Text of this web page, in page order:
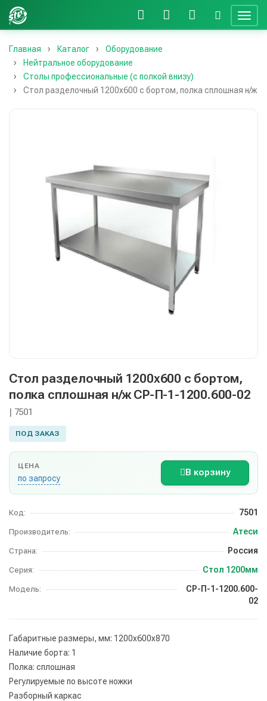
Главная Каталог
Оборудование
Нейтральное оборудование
Столы профессиональные (с полкой внизу)
Стол разделочный 1200х600 с бортом, полка сплошная н/ж
Стол разделочный 1200х600 с бортом,
полка сплошная н/ж СР-П-1-1200.600-02
| 7501
ПОД ЗАКАЗ
ЦЕНА
по запросу
В корзину
Код: 7501
Производитель: Атеси
Страна: Россия
Серия: Стол 1200мм
Модель:
СР-П-1-1200.600-
02
Габаритные размеры, мм: 1200х600х870
Наличие борта: 1
Полка: сплошная
Регулируемые по высоте ножки
Разборный каркас